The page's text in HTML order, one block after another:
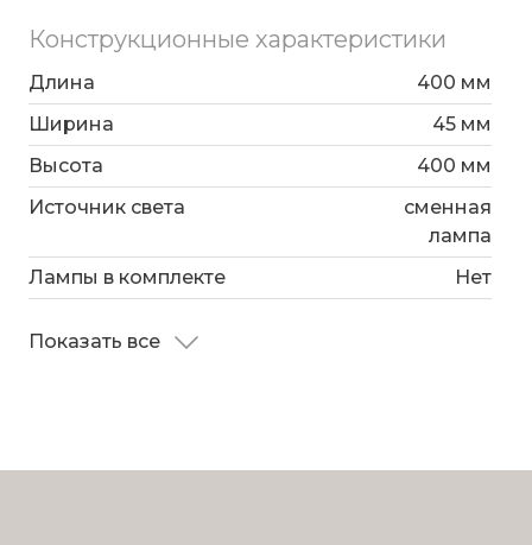
Конструкционные характеристики
Длина
400 мм
Ширина
45 мм
Высота
400 мм
Источник света
сменная
лампа
Лампы в комплекте
Нет
Показать все